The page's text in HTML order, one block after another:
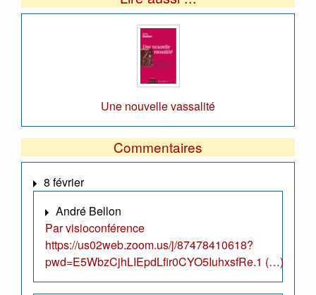
Une nouvelle vassalité
Commentaires
8 février
André Bellon
Par visioconférence
https://us02web.zoom.us/j/87478410618?
pwd=E5WbzCjhLIEpdLfir0CYO5IuhxsfRe.1 (…)